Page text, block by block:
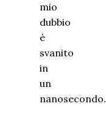
mio
dubbio
è
svanito
in
un
nanosecondo.